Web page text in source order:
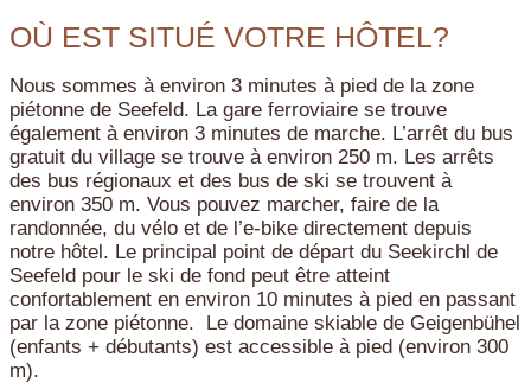
OÙ EST SITUÉ VOTRE HÔTEL?
Nous sommes à environ 3 minutes à pied de la zone
piétonne de Seefeld. La gare ferroviaire se trouve
également à environ 3 minutes de marche. L’arrêt du bus
gratuit du village se trouve à environ 250 m. Les arrêts
des bus régionaux et des bus de ski se trouvent à
environ 350 m. Vous pouvez marcher, faire de la
randonnée, du vélo et de l’e-bike directement depuis
notre hôtel. Le principal point de départ du Seekirchl de
Seefeld pour le ski de fond peut être atteint
confortablement en environ 10 minutes à pied en passant
par la zone piétonne. Le domaine skiable de Geigenbühel
(enfants + débutants) est accessible à pied (environ 300
m).